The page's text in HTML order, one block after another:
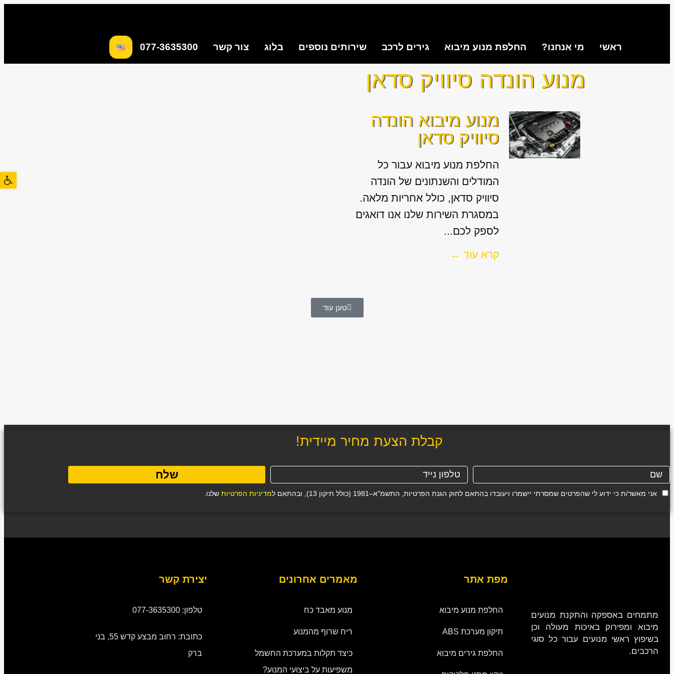
ראשי מי אנחנו? החלפת מנוע מיבוא גירים לרכב שירותים נוספים בלוג צור קשר 077-3635300
מנוע הונדה סיוויק סדאן
מנוע מיבוא הונדה
סיוויק סדאן
החלפת מנוע מיבוא עבור כל
המודלים והשנתונים של הונדה
סיוויק סדאן, כולל אחריות מלאה.
במסגרת השירות שלנו אנו דואגים
לספק לכם...
קרא עוד ←
טען עוד
קבלת הצעת מחיר מיידית!
אני מאשר/ת כי ידוע לי שהפרטים שמסרתי יישמרו ויעובדו בהתאם לחוק הגנת הפרטיות, התשמ"א–1981 (כולל תיקון 13), ובהתאם ל מדיניות הפרטיות שלנו.
שלח
מתמחים באספקה והתקנת מנועים
מיבוא ומפירוק באיכות מעולה וכן
בשיפוץ ראשי מנועים עבור כל סוגי
הרכבים.
מפת אתר
החלפת מנוע מיבוא
תיקון מערכת ABS
החלפת גירים מיבוא
מאמרים אחרונים
מנוע מאבד כח
ריח שרוף מהמנוע
כיצד תקלות במערכת החשמל
משפיעות על ביצועי המנוע?
יצירת קשר
טלפון: 077-3635300
כתובת: רחוב מבצע קדש 55, בני
ברק
פתח